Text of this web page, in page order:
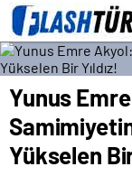
Yunus
Yükselen Bir